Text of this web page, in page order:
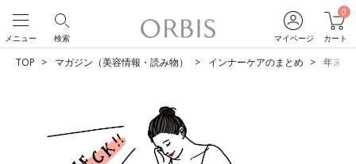
マイページ
0
カート
検索
メニュー
TOP マガジン（美容情報・読み物） インナーケアのまとめ 年末年